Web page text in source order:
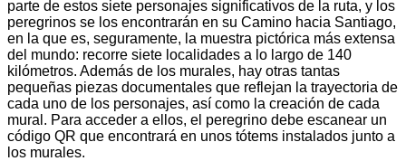
parte de estos siete personajes significativos de la ruta, y los
peregrinos se los encontrarán en su Camino hacia Santiago,
en la que es, seguramente, la muestra pictórica más extensa
del mundo: recorre siete localidades a lo largo de 140
kilómetros. Además de los murales, hay otras tantas
pequeñas piezas documentales que reflejan la trayectoria de
cada uno de los personajes, así como la creación de cada
mural. Para acceder a ellos, el peregrino debe escanear un
código QR que encontrará en unos tótems instalados junto a
los murales.